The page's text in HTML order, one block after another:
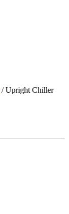
/ Upright Chiller